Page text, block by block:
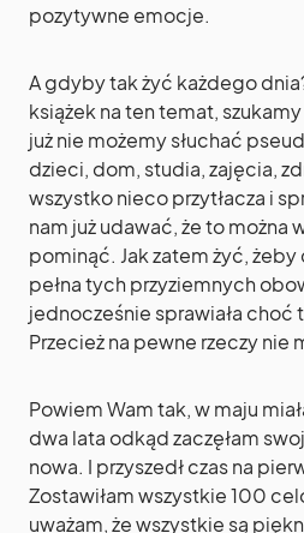
pozytywne emocje.
A gdyby tak żyć każdego
książek na ten temat,
już nie możemy słuchać
dzieci, dom, studia, zajęcia,
wszystko nieco przytłacza i
nam już udawać, że to można
pominąć. Jak zatem żyć,
pełna tych przyziemnych
jednocześnie sprawiała choć
Przecież na pewne rzeczy nie
Powiem Wam tak, w maju
dwa lata odkąd zaczęłam
nowa. I przyszedł czas na
Zostawiłam wszystkie 100
uważam, że wszystkie są